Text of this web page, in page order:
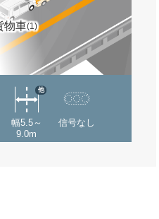
物車(1)
幅5.5～
9.0m
他
信号なし